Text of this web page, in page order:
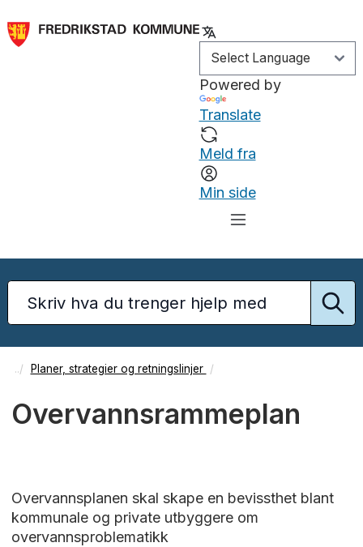
Powered by
Translate
Meld fra
Min side
Planer, strategier og retningslinjer
Overvannsrammeplan
Overvannsplanen skal skape en bevissthet blant
kommunale og private utbyggere om
overvannsproblematikk